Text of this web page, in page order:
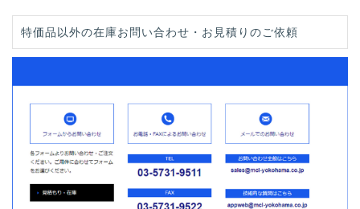
特価品以外の在庫お問い合わせ・お見積りのご依頼